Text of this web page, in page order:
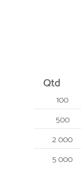
Qtd
100
500
2 000
5 000